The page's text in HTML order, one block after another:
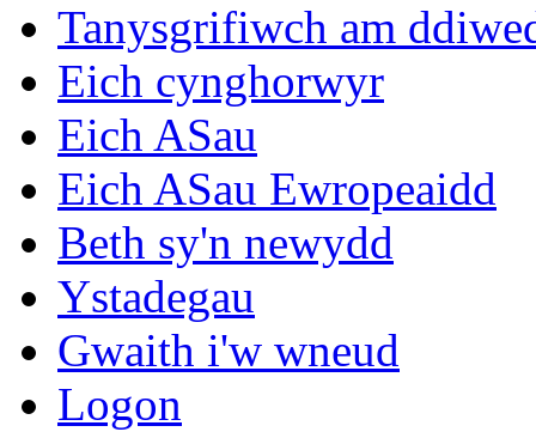
Tanysgrifiwch am
Eich cynghorwyr
Eich ASau
Eich ASau Ewropeaidd
Beth sy'n newydd
Ystadegau
Gwaith i'w wneud
Logon